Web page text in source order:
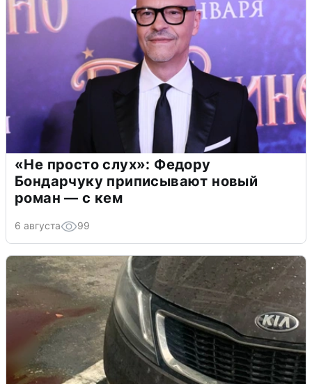
«Не просто слух»: Федору
Бондарчуку приписывают новый
роман — с кем
6 августа 99